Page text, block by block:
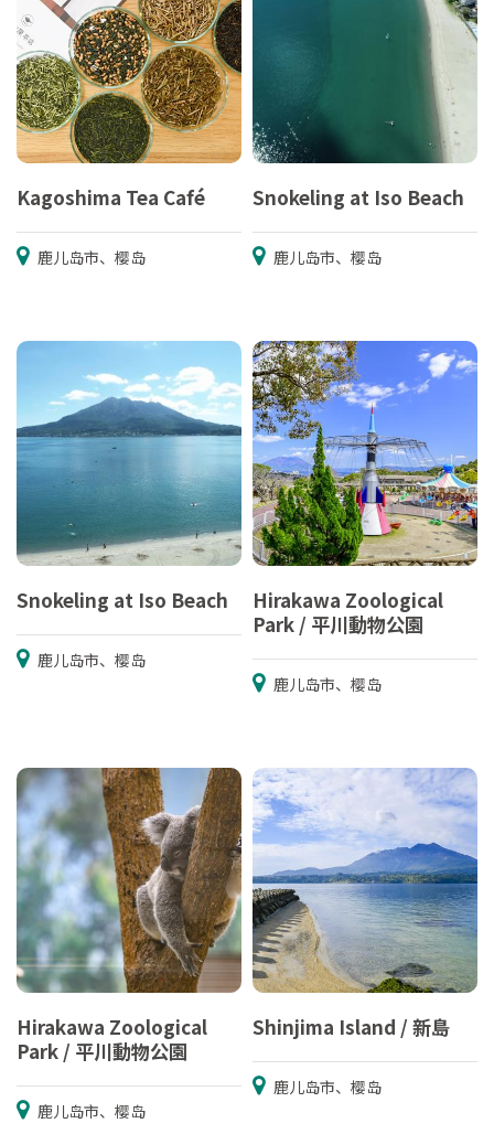
Kagoshima Tea Café
鹿儿岛市、樱岛
Snokeling at Iso Beach
鹿儿岛市、樱岛
Snokeling at Iso Beach
鹿儿岛市、樱岛
Hirakawa Zoological
Park / 平川動物公園
鹿儿岛市、樱岛
Hirakawa Zoological
Park / 平川動物公園
鹿儿岛市、樱岛
Shinjima Island / 新島
鹿儿岛市、樱岛